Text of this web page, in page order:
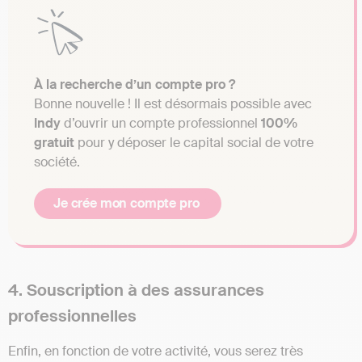
À la recherche d’un compte pro ?
Bonne nouvelle ! Il est désormais possible avec
Indyd’ouvrir un compte professionnel 100%
gratuit pour y déposer le capital social de votre
société.
Je crée mon compte pro
4. Souscription à des assurances
professionnelles
Enfin, en fonction de votre activité, vous serez très